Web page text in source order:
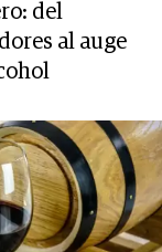
del
al auge